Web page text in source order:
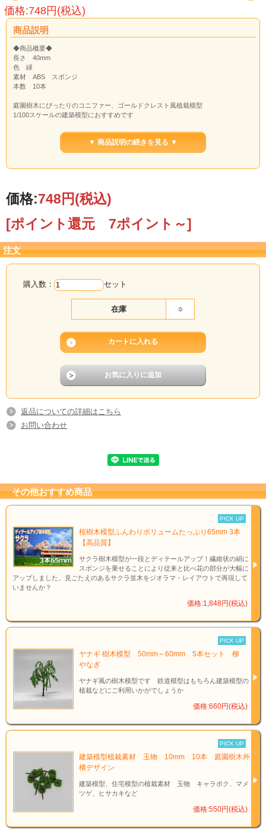
価格:748円(税込)
商品説明
◆商品概要◆
長さ 40mm
色 緑
素材 ABS スポンジ
本数 10本
庭園樹木にぴったりのコニファー、ゴールドクレスト風植栽模型
1/100スケールの建築模型におすすめです
または遠景模型の針葉樹としてもおすすめ！
▼ 商品説明の続きを見る ▼
価格:748円(税込)
[ポイント還元 7ポイント～]
注文
購入数： セット
在庫 ○
返品についての詳細はこちら
お問い合わせ
その他おすすめ商品
PICK UP
桜樹木模型ふんわりボリュームたっぷり65mm 3本
【高品質】
サクラ樹木模型が一段とディテールアップ！繊維状の絹に
スポンジを乗せることにより従来と比べ花の部分が大幅に
アップしました。見ごたえのあるサクラ並木をジオラマ・レイアウトで再現して
いませんか？
価格:1,848円(税込)
PICK UP
ヤナギ 樹木模型 50mm～60mm 5本セット 柳
やなぎ
ヤナギ風の樹木模型です 鉄道模型はもちろん建築模型の
植栽などにご利用いかがでしょうか
価格:660円(税込)
PICK UP
建築模型植栽素材 玉物 10mm 10本 庭園樹木外
構デザイン
建築模型、住宅模型の植栽素材 玉物 キャラボク、マメ
ツゲ、ヒサカキなど
価格:550円(税込)